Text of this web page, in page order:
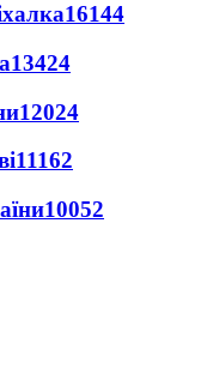
16144
13424
12024
11162
10052